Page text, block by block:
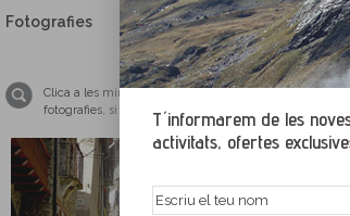
T´informarem de les
activitats, ofertes
Fotografies
Clica a les miniatures per ampliar les imatges i
fotografies, si us plau, tingues el teu navegador web